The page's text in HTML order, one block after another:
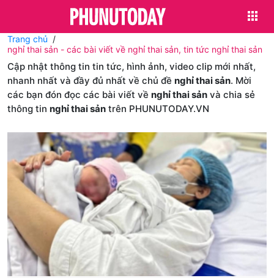
Trang chủ
nghỉ thai sản - các bài viết về nghỉ thai sản, tin tức nghỉ thai sản
Cập nhật thông tin tin tức, hình ảnh, video clip mới nhất,
nhanh nhất và đầy đủ nhất về chủ đề nghỉ thai sản. Mời
các bạn đón đọc các bài viết về nghỉ thai sản và chia sẻ
thông tin nghỉ thai sản trên PHUNUTODAY.VN